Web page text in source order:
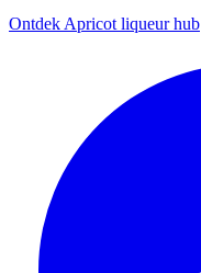
Ontdek Apricot liqueur hub